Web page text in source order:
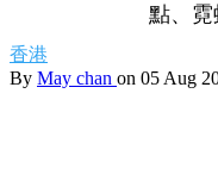
點、
香港
By May chan on 05 Aug